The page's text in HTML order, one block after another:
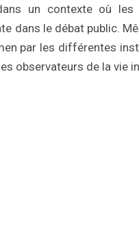
un contexte où
dans le débat public.
par les différentes
observateurs de la vie